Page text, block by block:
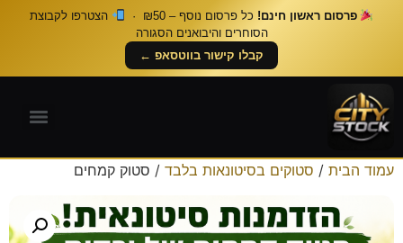
פרסום ראשון חינם! כל פרסום נוסף – ₪50 ·
הצטרפו לקבוצת
הסוחרים והיבואנים הסגורה
קבלו קישור בווטסאפ ←
עמוד הבית / סטוקים בסיטונאות בלבד / סטוק קמחים